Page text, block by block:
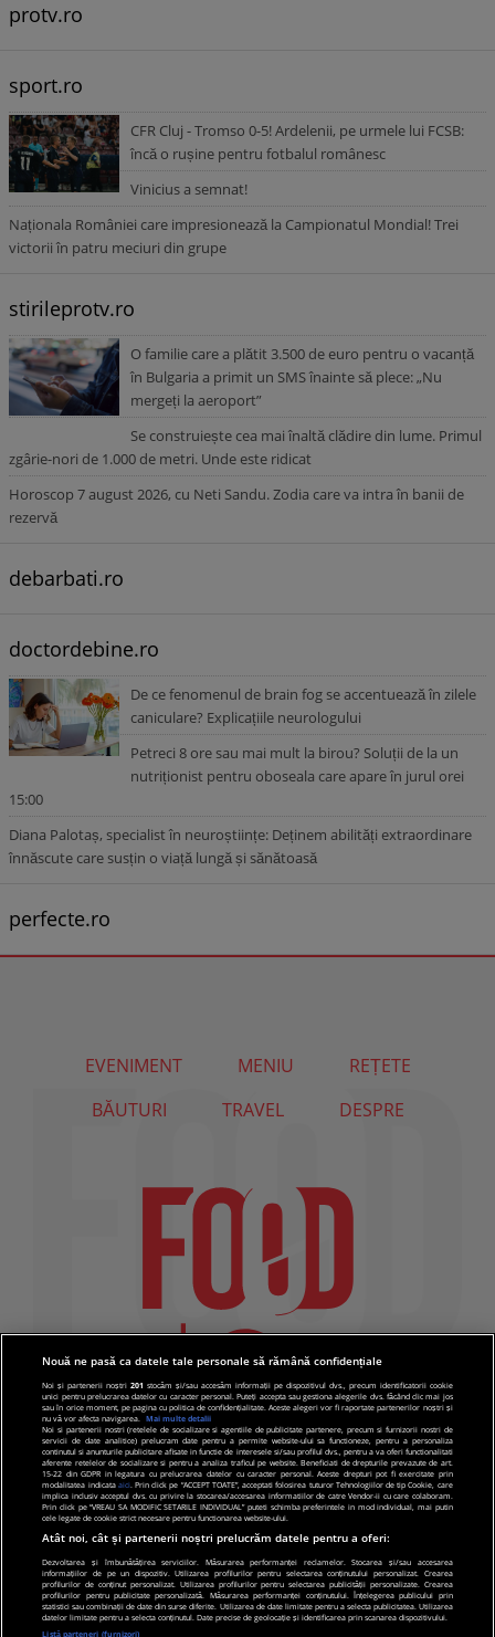
protv.ro
sport.ro
CFR Cluj - Tromso 0-5! Ardelenii, pe urmele lui FCSB:
încă o rușine pentru fotbalul românesc
Vinicius a semnat!
Naționala României care impresionează la Campionatul Mondial! Trei
victorii în patru meciuri din grupe
stirileprotv.ro
O familie care a plătit 3.500 de euro pentru o vacanță
în Bulgaria a primit un SMS înainte să plece: „Nu
mergeți la aeroport”
Se construiește cea mai înaltă clădire din lume. Primul
zgârie-nori de 1.000 de metri. Unde este ridicat
Horoscop 7 august 2026, cu Neti Sandu. Zodia care va intra în banii de
rezervă
debarbati.ro
doctordebine.ro
De ce fenomenul de brain fog se accentuează în zilele
caniculare? Explicațiile neurologului
Petreci 8 ore sau mai mult la birou? Soluții de la un
nutriționist pentru oboseala care apare în jurul orei
15:00
Diana Palotaș, specialist în neuroștiințe: Deținem abilități extraordinare
înnăscute care susțin o viață lungă și sănătoasă
perfecte.ro
EVENIMENT MENIU
REȚETE
BĂUTURI
TRAVEL DESPRE
© 2019 PRO TV S.R.L |Politica de Cookie|Politica
de confidentialitate
Nouă ne pasă ca datele tale personale să rămână confidențiale
Noi și partenerii noștri201 stocăm și/sau accesăm informații pe dispozitivul dvs., precum identificatorii cookie
unici pentru prelucrarea datelor cu caracter personal. Puteți accepta sau gestiona alegerile dvs. făcând clic mai jos
sau în orice moment, pe pagina cu politica de confidențialitate. Aceste alegeri vor fi raportate partenerilor noștri și
nu vă vor afecta navigarea.
Mai multe detalii
Noi si partenerii nostri (retelele de socializare si agentiile de publicitate partenere, precum si furnizorii nostri de
servicii de date analitice) prelucram date pentru a permite website-ului sa functioneze, pentru a personaliza
continutul si anunturile publicitare afisate in functie de interesele si/sau profilul dvs., pentru a va oferi functionalitati
aferente retelelor de socializare si pentru a analiza traficul pe website. Beneficiati de drepturile prevazute de art.
15-22 din GDPR in legatura cu prelucrarea datelor cu caracter personal. Aceste drepturi pot fi exercitate prin
modalitatea indicata aici. Prin click pe “ACCEPT TOATE”, acceptati folosirea tuturor Tehnologiilor de tip Cookie, care
implica inclusiv acceptul dvs. cu privire la stocarea/accesarea informatiilor de catre Vendor-ii cu care colaboram.
Prin click pe “VREAU SA MODIFIC SETARILE INDIVIDUAL” puteti schimba preferintele in mod individual, mai putin
cele legate de cookie strict necesare pentru functionarea website-ului.
Atât noi, cât și partenerii noștri prelucrăm datele pentru a oferi:
Dezvoltarea și îmbunătățirea serviciilor. Măsurarea performanței reclamelor. Stocarea și/sau accesarea
informațiilor de pe un dispozitiv. Utilizarea profilurilor pentru selectarea conținutului personalizat. Crearea
profilurilor de conținut personalizat. Utilizarea profilurilor pentru selectarea publicității personalizate. Crearea
profilurilor pentru publicitate personalizată. Măsurarea performanței conținutului. Înțelegerea publicului prin
statistici sau combinații de date din surse diferite. Utilizarea de date limitate pentru a selecta publicitatea. Utilizarea
datelor limitate pentru a selecta conținutul. Date precise de geolocație și identificarea prin scanarea dispozitivului.
Listă parteneri (furnizori)